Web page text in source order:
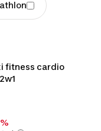
fitness cardio